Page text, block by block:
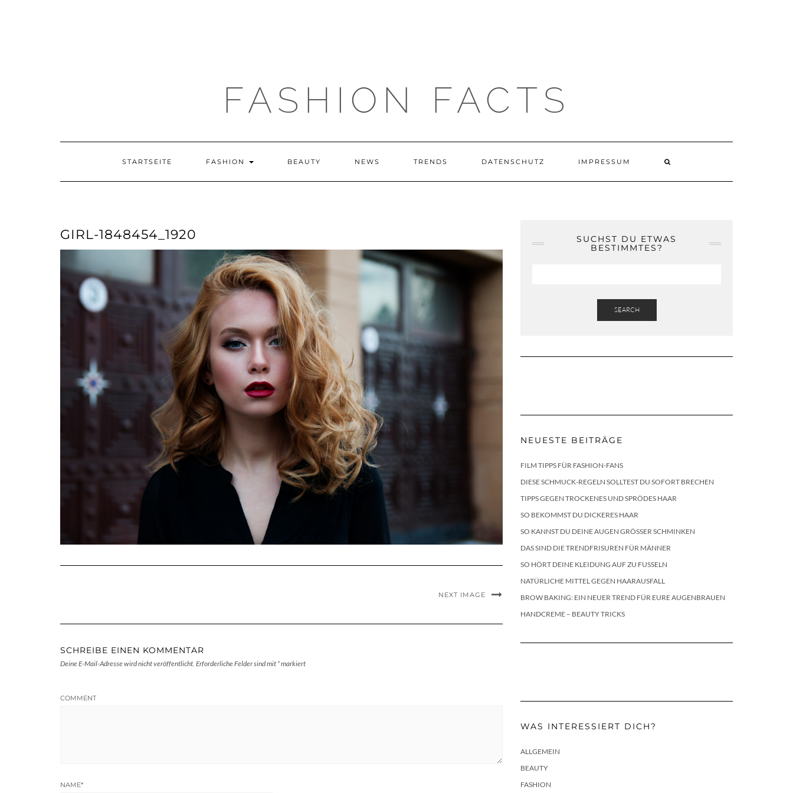
FASHION FACTS
STARTSEITE FASHION BEAUTY NEWS TRENDS DATENSCHUTZ IMPRESSUM
GIRL-1848454_1920
NEXT IMAGE
SCHREIBE EINEN KOMMENTAR
Deine E-Mail-Adresse wird nicht veröffentlicht. Erforderliche Felder sind mit *markiert
COMMENT
NAME*
SUCHST DU ETWAS
BESTIMMTES?
SEARCH
NEUESTE BEITRÄGE
FILM TIPPS FÜR FASHION-FANS
DIESE SCHMUCK-REGELN SOLLTEST DU SOFORT BRECHEN
TIPPS GEGEN TROCKENES UND SPRÖDES HAAR
SO BEKOMMST DU DICKERES HAAR
SO KANNST DU DEINE AUGEN GRÖSSER SCHMINKEN
DAS SIND DIE TRENDFRISUREN FÜR MÄNNER
SO HÖRT DEINE KLEIDUNG AUF ZU FUSSELN
NATÜRLICHE MITTEL GEGEN HAARAUSFALL
BROW BAKING: EIN NEUER TREND FÜR EURE AUGENBRAUEN
HANDCREME – BEAUTY TRICKS
WAS INTERESSIERT DICH?
ALLGEMEIN
BEAUTY
FASHION